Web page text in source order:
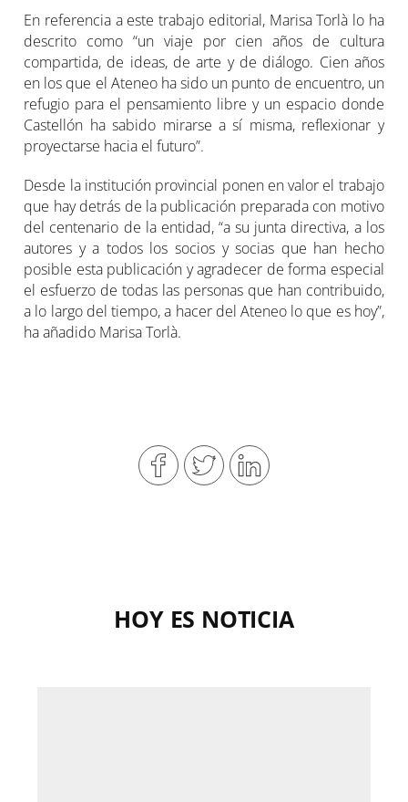
En referencia a este trabajo editorial, Marisa Torlà lo ha
descrito como “un viaje por cien años de cultura
compartida, de ideas, de arte y de diálogo. Cien años
en los que el Ateneo ha sido un punto de encuentro, un
refugio para el pensamiento libre y un espacio donde
Castellón ha sabido mirarse a sí misma, reflexionar y
proyectarse hacia el futuro”.
Desde la institución provincial ponen en valor el trabajo
que hay detrás de la publicación preparada con motivo
del centenario de la entidad, “a su junta directiva, a los
autores y a todos los socios y socias que han hecho
posible esta publicación y agradecer de forma especial
el esfuerzo de todas las personas que han contribuido,
a lo largo del tiempo, a hacer del Ateneo lo que es hoy”,
ha añadido Marisa Torlà.
HOY ES NOTICIA